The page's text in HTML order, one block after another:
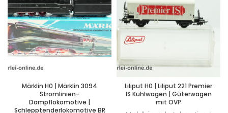
Märklin H0 | Märklin 3094
Stromlinien-
Dampflokomotive |
Schlepptenderlokomotive BR
Liliput H0 | Liliput 221 Premier
IS Kühlwagen | Güterwagen
mit OVP